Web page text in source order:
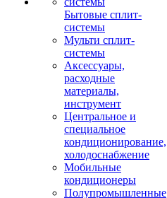
Бытовые сплит-
системы
Мульти сплит-
системы
Аксессуары,
расходные
материалы,
инструмент
Центральное и
специальное
кондиционирование,
холодоснабжение
Мобильные
кондиционеры
Полупромышленные